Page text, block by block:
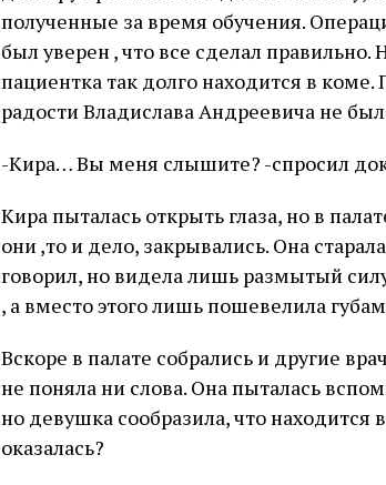
полученные за время обучения.
был уверен , что все сделал правильно.
пациентка так долго находится в
радости Владислава Андреевича не
-Кира… Вы меня слышите? -спросил
Кира пыталась открыть глаза, но в
они ,то и дело, закрывались. Она
говорил, но видела лишь размытый
, а вместо этого лишь пошевелила
Вскоре в палате собрались и другие
не поняла ни слова. Она пыталась
но девушка сообразила, что находится
оказалась?